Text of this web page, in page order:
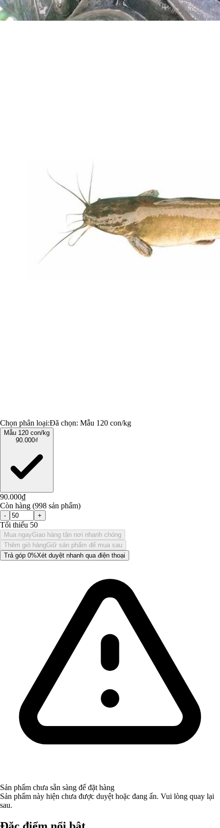
Chọn phân loại:Đã chọn: Mẫu 120 con/kg
Mẫu 120 con/kg
90.000₫
90.000₫
Còn hàng (998 sản phẩm)
- +
Tối thiểu 50
Mua ngayGiao hàng tận nơi nhanh chóng
Thêm giỏ hàngGiữ sản phẩm để mua sau
Trả góp 0%Xét duyệt nhanh qua điện thoại
Sản phẩm chưa sẵn sàng để đặt hàng
Sản phẩm này hiện chưa được duyệt hoặc đang ẩn. Vui lòng quay lại
sau.